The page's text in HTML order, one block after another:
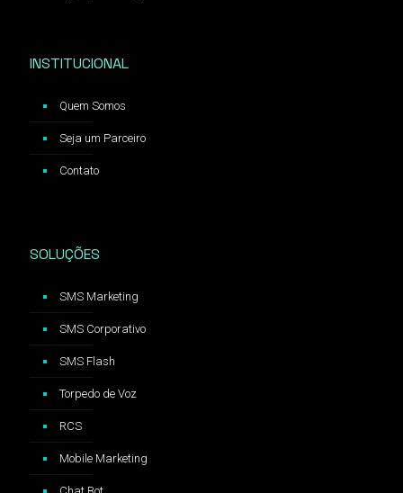
INSTITUCIONAL
Quem Somos
Seja um Parceiro
Contato
SOLUÇÕES
SMS Marketing
SMS Corporativo
SMS Flash
Torpedo de Voz
RCS
Mobile Marketing